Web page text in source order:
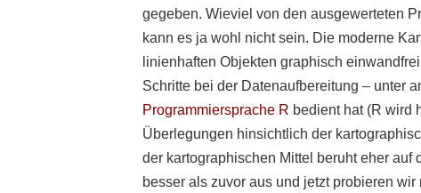
gegeben. Wieviel von den ausgewerteten
kann es ja wohl nicht sein. Die moderne
linienhaften Objekten graphisch
Schritte bei der Datenaufbereitung – unter
Programmiersprache R bedient hat (R wird
Überlegungen hinsichtlich der
der kartographischen Mittel beruht eher auf
besser als zuvor aus und jetzt probieren wir